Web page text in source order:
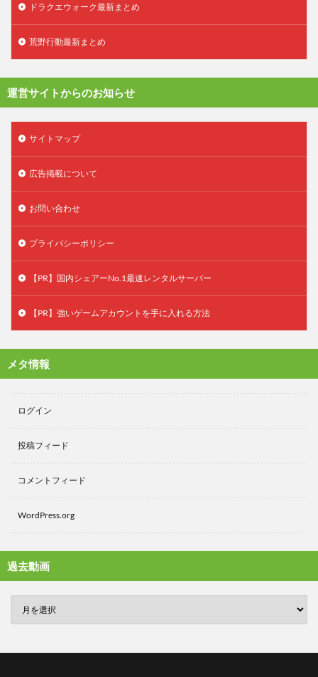
ドラクエウォーク最新まとめ
荒野行動最新まとめ
運営サイトからのお知らせ
サイトマップ
広告掲載について
お問い合わせ
プライバシーポリシー
【PR】国内シェアーNo.1最速レンタルサーバー
【PR】強いゲームアカウントを手に入れる方法
メタ情報
ログイン
投稿フィード
コメントフィード
WordPress.org
過去動画